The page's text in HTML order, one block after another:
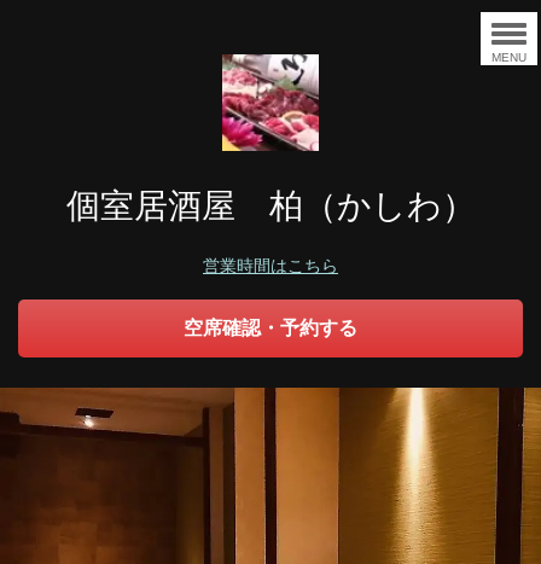
MENU
個室居酒屋 柏（かしわ）
営業時間はこちら
空席確認・予約する